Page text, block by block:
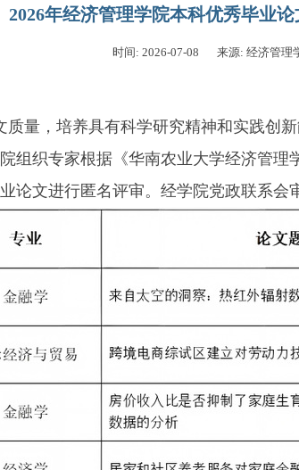
2026年经济管理学院本科优秀毕业
时间: 2026-07-08 来源: 经济管理
质量，培养具有科学研究精神和实践创
组织专家根据《华南农业大学经济管
论文进行匿名评审。经学院党政联系会